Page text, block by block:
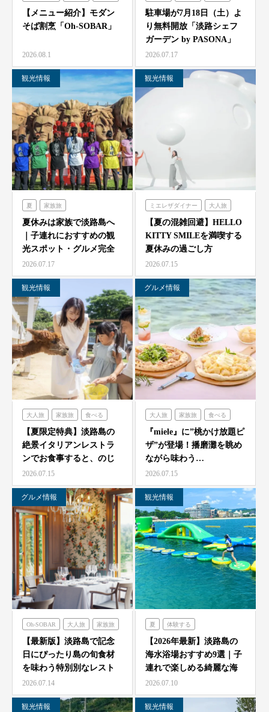
【メニュー紹介】モダン
そば割烹「Oh-SOBAR」
2026.08.1
シェフガーデン
駐車場が7月18日（土）よ
り無料開放「淡路シェフ
ガーデン by PASONA」
「Ladyb…
2026.07.17
観光情報
夏 家族旅
農家レストラン「陽・燦燦」
シェフガーデン
ニジゲンノモリ
夏休みは家族で淡路島へ
｜子連れにおすすめの観
光スポット・グルメ完全
ガイド
2026.07.17
観光情報
ミエレザダイナー 大人旅
家族旅 食べる 体験する
ハローキティスマイル
【夏の混雑回避】HELLO
KITTY SMILEを満喫する
夏休みの過ごし方
2026.07.15
観光情報
大人旅 家族旅 食べる
体験する のじまスコーラ
【夏限定特典】淡路島の
絶景イタリアンレストラ
ンでお食事すると、のじ
ま動物園の入場券をプレ
ゼ…
2026.07.15
グルメ情報
大人旅 家族旅 食べる
体験する ミエレ
『miele』に”桃かけ放題ピ
ザ”が登場！播磨灘を眺め
ながら味わう…
2026.07.15
グルメ情報
Oh-SOBAR 大人旅 家族旅
食べる フレンチの森
オーシャンテラス
のじまスコーラ 青海波
海神人の食卓
【最新版】淡路島で記念
日にぴったり島の旬食材
を味わう特別別なレスト
ラン7選
2026.07.14
観光情報
夏 体験する
のじまスコーラ
シェフガーデン
【2026年最新】淡路島の
海水浴場おすすめ9選｜子
連れで楽しめる綺麗な海
と海開き情報
2026.07.10
観光情報 観光情報